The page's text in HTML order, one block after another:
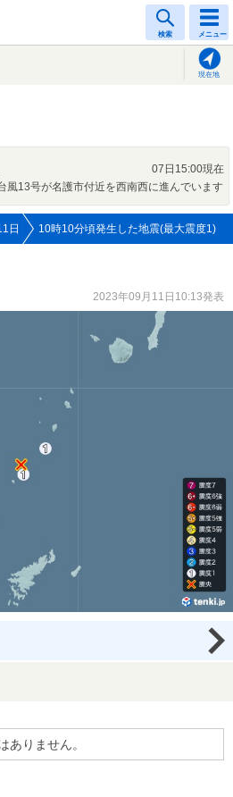
検索 メニュー
現在地
07日15:00現在
風13号が名護市付近を西南西に進んでいます
日 10時10分頃発生した地震(最大震度1)
2023年09月11日10:13発表
ありません。